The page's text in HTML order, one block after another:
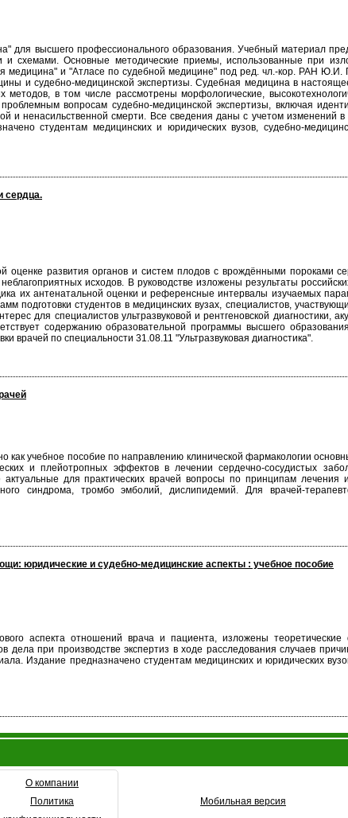
для высшего профессионального образования. Учебный материал
схемами. Основные методические приемы, использованные при
медицина" и "Атласе по судебной медицине" под ред. чл.-кор. РАН Ю.И.
и судебно-медицинской экспертизы. Судебная медицина в
в том числе рассмотрены морфологические,
вопросам cудебно-медицинской экспертизы, включая
и ненасильственной смерти. Все сведения даны с учетом изменений
студентам медицинских и юридических вузов, судебно-
сердца.
оценке развития органов и систем плодов с врождёнными пороками
исходов. В руководстве изложены результаты
их антенатальной оценки и референсные интервалы изучаемых
студентов в медицинских вузах, специалистов,
для специалистов ультразвуковой и рентгеновской диагностики,
содержанию образовательной программы высшего
врачей по специальности 31.08.11 "Ультразвуковая диагностика".
учебное пособие по направлению клинической фармакологии
и плейотропных эффектов в лечении сердечно-сосудистых
для практических врачей вопросы по принципам лечения
синдрома, тромбо эмболий, дислипидемий. Для врачей-
юридические и судебно-медицинские аспекты : учебное пособие
аспекта отношений врача и пациента, изложены
при производстве экспертиз в ходе расследования случаев
Издание предназначено студентам медицинских и юридических
О компании
Политика
Мобильная версия